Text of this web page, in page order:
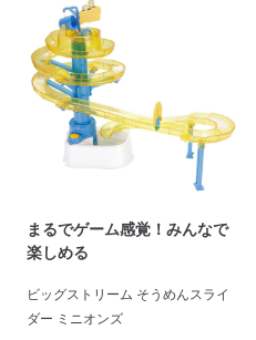
まるでゲーム感覚！みんなで
楽しめる
ビッグストリーム そうめんスライ
ダー ミニオンズ